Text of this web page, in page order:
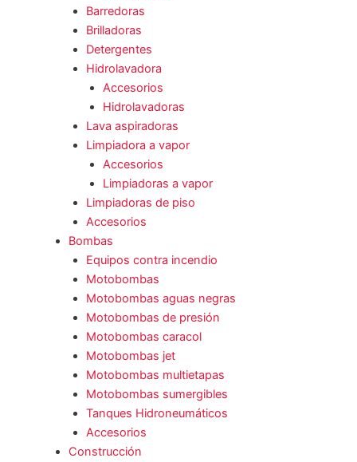
Barredoras
Brilladoras
Detergentes
Hidrolavadora
Accesorios
Hidrolavadoras
Lava aspiradoras
Limpiadora a vapor
Accesorios
Limpiadoras a vapor
Limpiadoras de piso
Accesorios
Bombas
Equipos contra incendio
Motobombas
Motobombas aguas negras
Motobombas de presión
Motobombas caracol
Motobombas jet
Motobombas multietapas
Motobombas sumergibles
Tanques Hidroneumáticos
Accesorios
Construcción